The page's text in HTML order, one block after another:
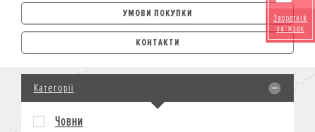
УМОВИ ПОКУПКИ
АВТОМОБІЛІ
ЛІЗИНГ
КРЕДИТ
СТРАХУВАННЯ
КОРПОРАТИВНИМ КЛІЄНТАМ
КОНТАКТИ
Зворотній
зв'язок
Категорії
Човни